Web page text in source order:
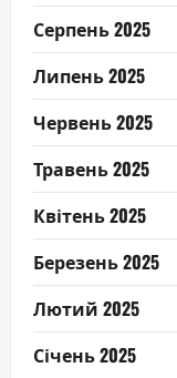
Серпень 2025
Липень 2025
Червень 2025
Травень 2025
Квітень 2025
Березень 2025
Лютий 2025
Січень 2025